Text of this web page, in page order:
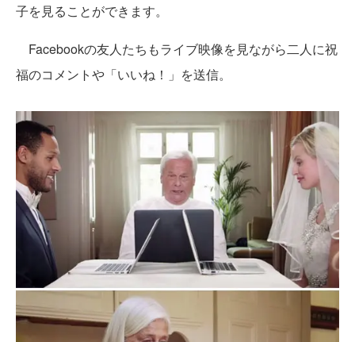
子を見ることができます。
Facebookの友人たちもライブ映像を見ながら二人に祝
福のコメントや「いいね！」を送信。